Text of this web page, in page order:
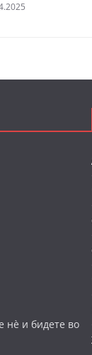
нè и бидете во